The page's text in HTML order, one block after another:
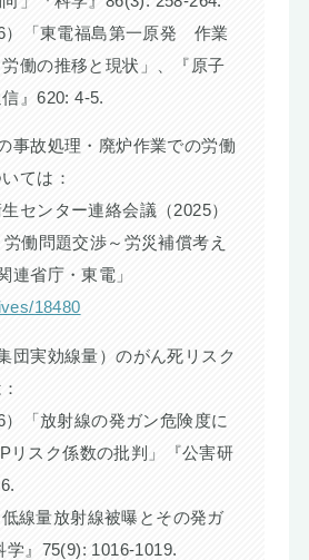
）「東電福島第一原発 作業
働の推移と現状」、『原子
』620: 4-5.
事故処理・廃炉作業での労働
ては：
センター連絡会議（2025）
労働問題交渉～労災補償考え
連省庁・東電」
18480
団実効線量）のがん死リスク
「放射線の発ガン危険度に
リスク係数の批判」『公害研
線量放射線被曝とその発ガ
学』75(9): 1016-1019.